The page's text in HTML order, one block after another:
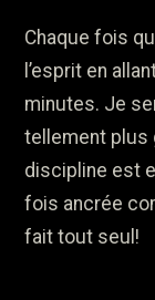
Chaque fois
l’esprit en
minutes. Je
tellement plus
discipline est
fois ancrée
fait tout seul!